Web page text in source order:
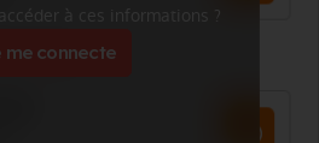
à ces informations ?
me connecte